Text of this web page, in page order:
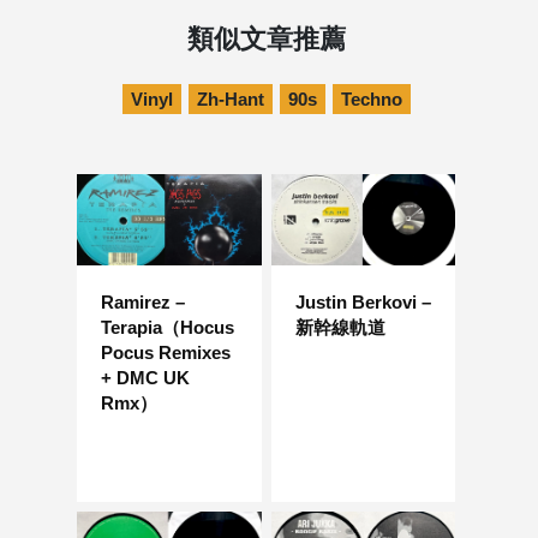
類似文章推薦
Vinyl Zh-Hant 90s Techno
Ramirez –
Terapia（Hocus
Pocus Remixes
+ DMC UK
Rmx）
Justin Berkovi –
新幹線軌道